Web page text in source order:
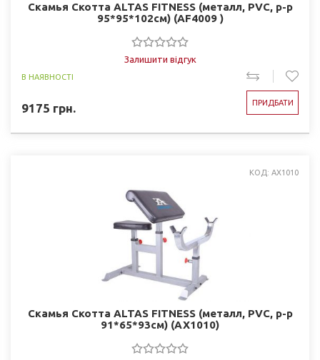
Скамья Скотта ALTAS FITNESS (металл, PVC, р-р
95*95*102см) (AF4009 )
Залишити відгук
В НАЯВНОСТІ
9175 грн. ПРИДБАТИ
КОД: AX1010
Скамья Скотта ALTAS FITNESS (металл, PVC, р-р
91*65*93см) (AX1010)